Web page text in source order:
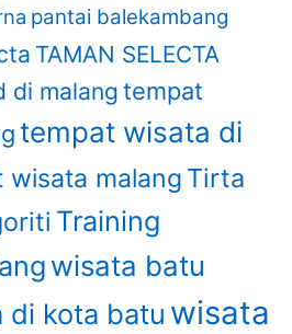
pantai balekambang
TAMAN SELECTA
di malang tempat
tempat wisata di
wisata malang Tirta
Training
wisata batu
di kota batu wisata